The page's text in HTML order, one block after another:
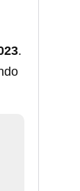
.